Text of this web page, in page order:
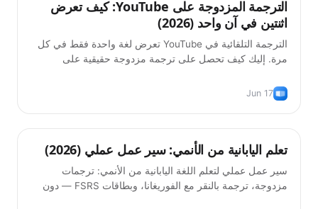
الترجمة المزدوجة على YouTube: كيف تعرض
اثنتين في آن واحد (2026)
الترجمة التلقائية في YouTube تعرض لغة واحدة فقط في كل
مرة. إليك كيف تحصل على ترجمة مزدوجة حقيقية على
Jun 17
أساليب التعلّمتعلم اليابانية من الأنمي: سير عمل عملي (2026)
سير عمل عملي لتعلم اللغة اليابانية من الأنمي: ترجمات
مزدوجة، ترجمة بالنقر مع الفوريغانا، وبطاقات FSRS — دون